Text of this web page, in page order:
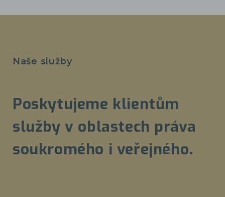
Naše služby
Poskytujeme klientům
služby v oblastech práva
soukromého i veřejného.